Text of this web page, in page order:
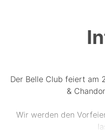
Der Belle Club feiert am
&
Wir werden den